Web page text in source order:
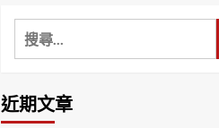
搜
尋
鍵
字:
近期文章